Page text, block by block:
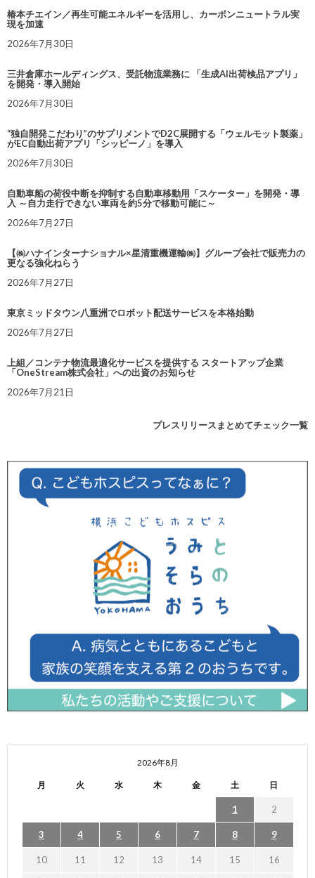
椿本チエイン／再生可能エネルギーを活用し、カーボンニュートラル実
現を加速
2026年7月30日
三井倉庫ホールディングス、受託物流業務に 「生成AI出荷検品アプリ」
を開発・導入開始
2026年7月30日
“独自開発こだわり”のサプリメントでD2C展開する「ウェルモット製薬」
がEC自動出荷アプリ「シッピーノ」を導入
2026年7月30日
自動車船の荷役中断を抑制する自動車移動用「スケーター」を開発・導
入 ～自力走行できない車両を約5分で移動可能に～
2026年7月27日
【㈱ハナインターナショナル×星清重機運輸㈱】グループ会社で販売力の
更なる強化ねらう
2026年7月27日
東京ミッドタウン八重洲でロボット配送サービスを本格始動
2026年7月27日
上組／コンテナ物流最適化サービスを提供する スタートアップ企業
「OneStream株式会社」への出資のお知らせ
2026年7月21日
プレスリリースまとめてチェック一覧
2026年8月
月 火 水 木 金 土 日
1 2
3 4 5 6 7 8 9
10 11 12 13 14 15 16